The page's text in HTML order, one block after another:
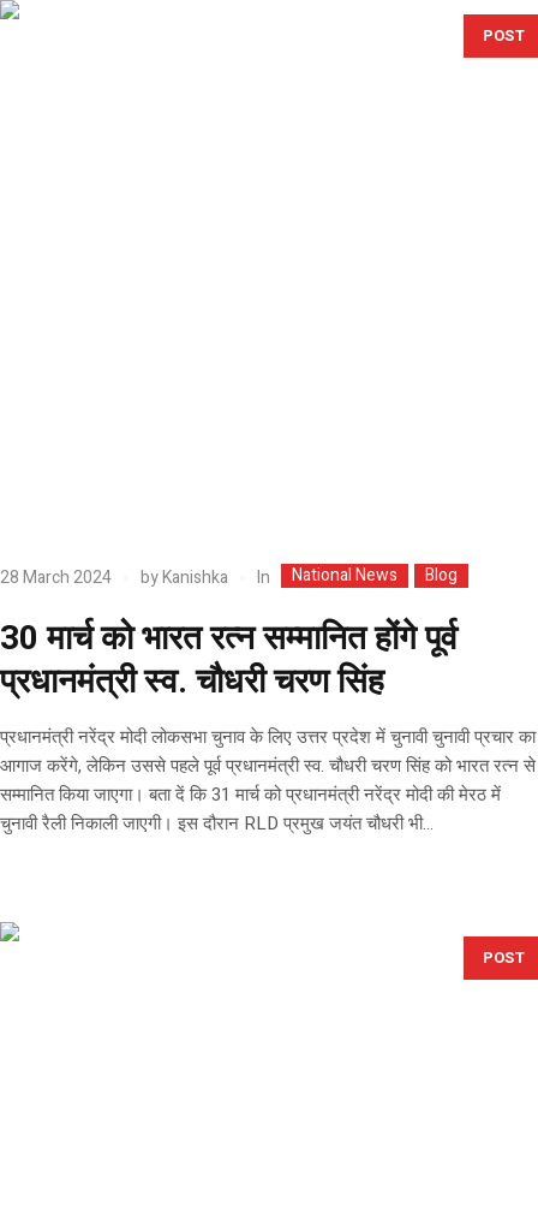
POST
28 March 2024 byKanishka In National News Blog
30 मार्च को भारत रत्न सम्मानित होंगे पूर्व
प्रधानमंत्री स्व. चौधरी चरण सिंह
प्रधानमंत्री नरेंद्र मोदी लोकसभा चुनाव के लिए उत्तर प्रदेश में चुनावी चुनावी प्रचार का
आगाज करेंगे, लेकिन उससे पहले पूर्व प्रधानमंत्री स्व. चौधरी चरण सिंह को भारत रत्न से
सम्मानित किया जाएगा। बता दें कि 31 मार्च को प्रधानमंत्री नरेंद्र मोदी की मेरठ में
चुनावी रैली निकाली जाएगी। इस दौरान RLD प्रमुख जयंत चौधरी भी...
POST